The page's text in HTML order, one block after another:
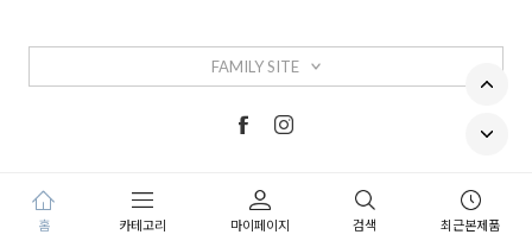
홈 카테고리 마이페이지 검색 최근본제품
FAMILY SITE